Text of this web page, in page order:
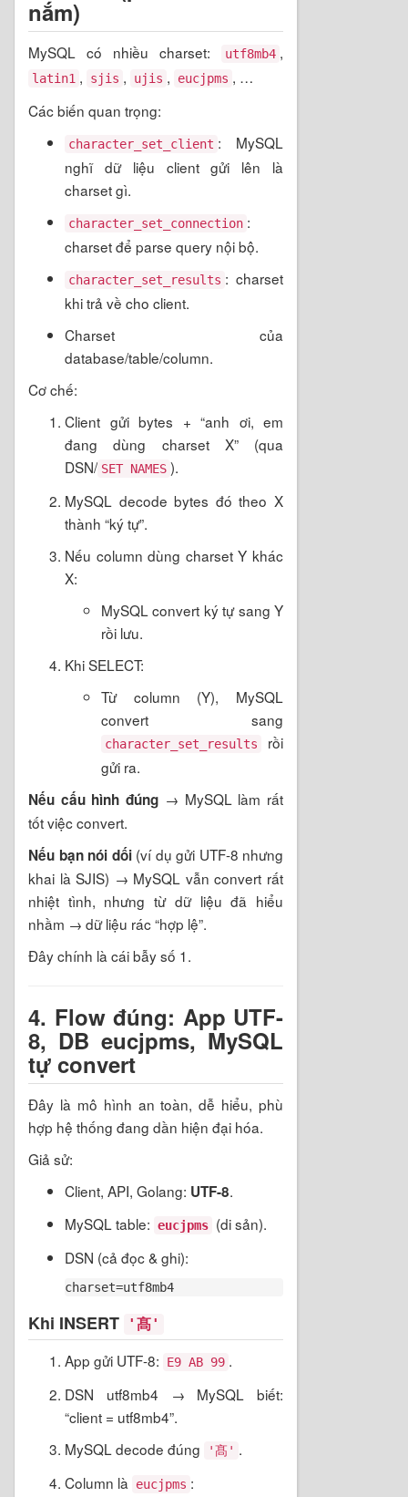
nắm)
MySQL có nhiều charset: utf8mb4 ,
latin1 , sjis , ujis , eucjpms , …
Các biến quan trọng:
character_set_client : MySQL
nghĩ dữ liệu client gửi lên là
charset gì.
character_set_connection :
charset để parse query nội bộ.
character_set_results : charset
khi trả về cho client.
Charset của
database/table/column.
Cơ chế:
Client gửi bytes + “anh ơi, em
đang dùng charset X” (qua
DSN/ SET NAMES ).
MySQL decode bytes đó theo X
thành “ký tự”.
Nếu column dùng charset Y khác
X:
MySQL convert ký tự sang Y
rồi lưu.
Khi SELECT:
Từ column (Y), MySQL
convert sang
character_set_results
rồi
gửi ra.
Nếu cấu hình đúng → MySQL làm rất
tốt việc convert.
Nếu bạn nói dối(ví dụ gửi UTF-8 nhưng
khai là SJIS) → MySQL vẫn convert rất
nhiệt tình, nhưng từ dữ liệu đã hiểu
nhầm → dữ liệu rác “hợp lệ”.
Đây chính là cái bẫy số 1.
4. Flow đúng: App UTF-
8, DB eucjpms, MySQL
tự convert
Đây là mô hình an toàn, dễ hiểu, phù
hợp hệ thống đang dần hiện đại hóa.
Giả sử:
Client, API, Golang: UTF-8.
MySQL table: eucjpms (di sản).
DSN (cả đọc & ghi):
Khi INSERT '髙'
App gửi UTF-8: E9 AB 99 .
DSN utf8mb4 → MySQL biết:
“client = utf8mb4”.
MySQL decode đúng
'髙' .
Column là
eucjpms :